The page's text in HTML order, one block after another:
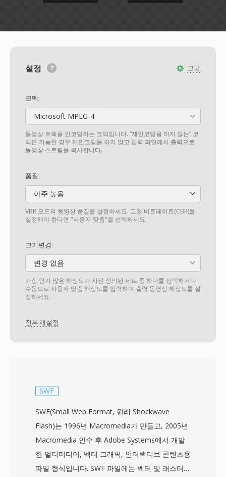
고급
설정
코덱:
Microsoft MPEG-4
동영상 트랙을 인코딩하는 코덱입니다. “재인코딩을 하지 않는” 코
덱은 가능한 경우 재인코딩을 하지 않고 입력 파일에서 출력으로
동영상 스트림을 복사합니다.
품질:
아주 높음
VBR 모드의 동영상 품질을 설정하세요. 고정 비트레이트(CBR)을
설정해야 한다면 "사용자 맞춤"을 선택하세요.
크기변경:
변경 없음
가장 인기 많은 해상도가 사전 정의된 세트 중 하나를 선택하거나
수동으로 사용자 맞춤 해상도를 입력하여 출력 동영상 해상도를 설
정하세요.
전부 재설정
SWF
SWF(Small Web Format, 원래 Shockwave
Flash)는 1996년 Macromedia가 만들고, 2005년
Macromedia 인수 후 Adobe Systems에서 개발
한 멀티미디어, 벡터 그래픽, 인터랙티브 콘텐츠용
파일 형식입니다. SWF 파일에는 벡터 및 래스터